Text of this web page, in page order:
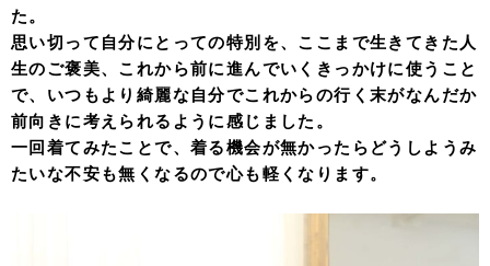
た。
思い切って自分にとっての特別を、ここまで生きてきた人
生のご褒美、これから前に進んでいくきっかけに使うこと
で、いつもより綺麗な自分でこれからの行く末がなんだか
前向きに考えられるように感じました。
一回着てみたことで、着る機会が無かったらどうしようみ
たいな不安も無くなるので心も軽くなります。